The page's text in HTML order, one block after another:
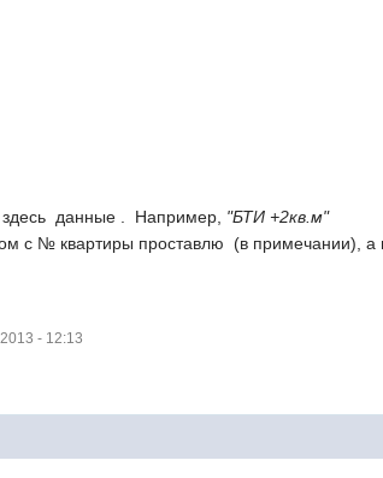
здесь данные . Например, "БТИ +2кв.м"
№ квартиры проставлю (в примечании), а
- 12:13